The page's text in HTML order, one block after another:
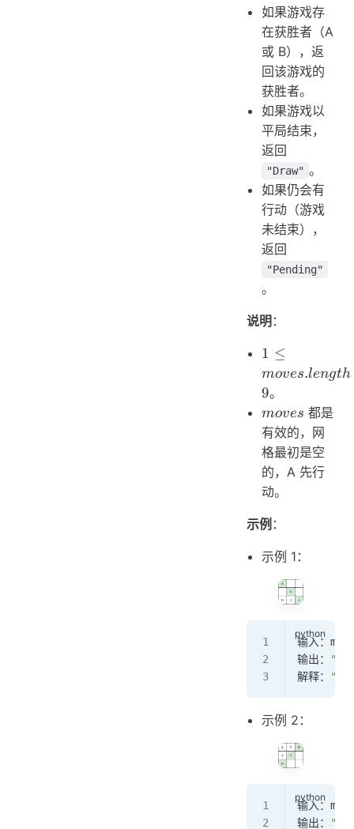
如果游戏存
在获胜者（A
或 B），返
回该游戏的
获胜者。
如果游戏以
平局结束，
返回
"Draw" 。
如果仍会有
行动（游戏
未结束），
返回
"Pending"
。
说明：
1 \le
moves.length
\le 9
1 ≤
moves.length
9。
moves
moves 都是
有效的，网
格最初是空
的，A 先行
动。
示例 ：
示例 1：
输入：
输出：
"A"
解释：
"A"
示例 2：
输入：
输出：
"B"